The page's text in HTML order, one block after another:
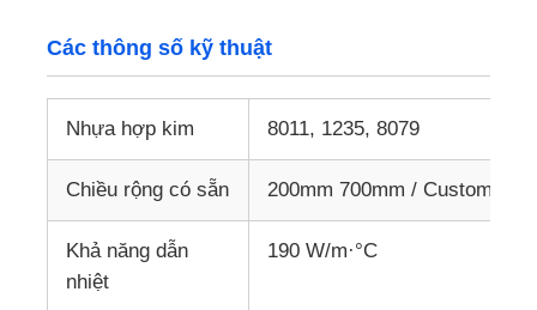
Tấm hình tổ ong bằng nhôm
Ánh bằng gương
Các thông số kỹ thuật
Nhựa hợp kim 8011, 1235, 8079
Chiều rộng có sẵn 200mm 700mm / Custom
Khả năng dẫn
nhiệt
190 W/m·°C